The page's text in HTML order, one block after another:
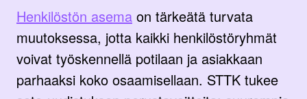
Henkilöstön asema on tärkeätä turvata
muutoksessa, jotta kaikki henkilöstöryhmät
voivat työskennellä potilaan ja asiakkaan
parhaaksi koko osaamisellaan. STTK tukee